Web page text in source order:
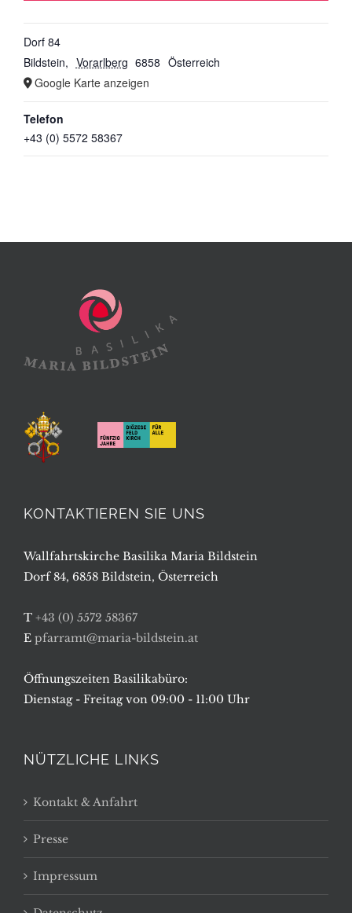
Dorf 84
Bildstein, Vorarlberg 6858 Österreich
Google Karte anzeigen
Telefon
+43 (0) 5572 58367
KONTAKTIEREN SIE UNS
Wallfahrtskirche Basilika Maria Bildstein
Dorf 84, 6858 Bildstein, Österreich
T +43 (0) 5572 58367
E pfarramt@maria-bildstein.at
Öffnungszeiten Basilikabüro:
Dienstag - Freitag von 09:00 - 11:00 Uhr
NÜTZLICHE LINKS
Kontakt & Anfahrt
Presse
Impressum